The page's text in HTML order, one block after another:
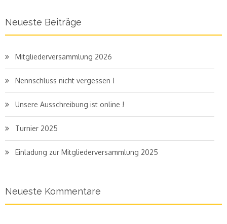
Neueste Beiträge
Mitgliederversammlung 2026
Nennschluss nicht vergessen !
Unsere Ausschreibung ist online !
Turnier 2025
Einladung zur Mitgliederversammlung 2025
Neueste Kommentare